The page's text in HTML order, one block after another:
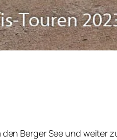
Berger See und weiter